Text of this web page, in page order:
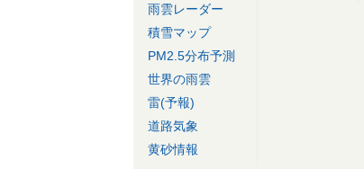
雨雲レーダー
積雪マップ
PM2.5分布予測
世界の雨雲
雷(予報)
道路気象
黄砂情報